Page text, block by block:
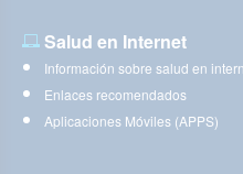
Salud en Internet
Información sobre salud en
Enlaces recomendados
Aplicaciones Móviles (APPS)